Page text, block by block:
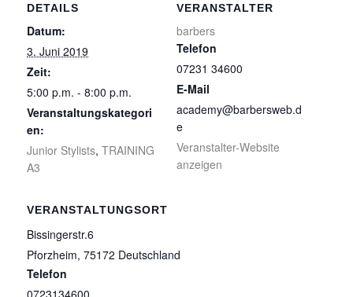
DETAILS
Datum:
3. Juni 2019
Zeit:
5:00 p.m. - 8:00 p.m.
Veranstaltungskategori
en:
Junior Stylists,TRAINING
A3
VERANSTALTUNGSORT
Bissingerstr.6
Pforzheim, 75172 Deutschland
Telefon
VERANSTALTER
barbers
Telefon
07231 34600
E-Mail
academy@barbersweb.d
e
Veranstalter-Website
anzeigen